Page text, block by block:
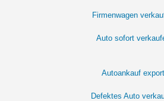
Firmenwagen
Auto sofort
Autoankauf export
Defektes Auto